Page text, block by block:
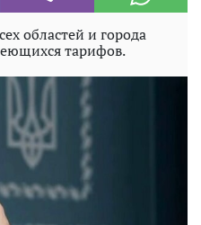
областей и города
тарифов.